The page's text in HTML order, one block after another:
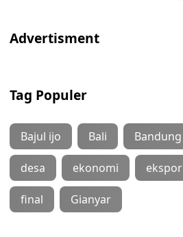
Tag Populer
Bajul ijo Bali Bandung
desa ekonomi ekspor
final Gianyar